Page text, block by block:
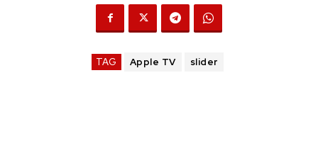
TAG Apple TV slider